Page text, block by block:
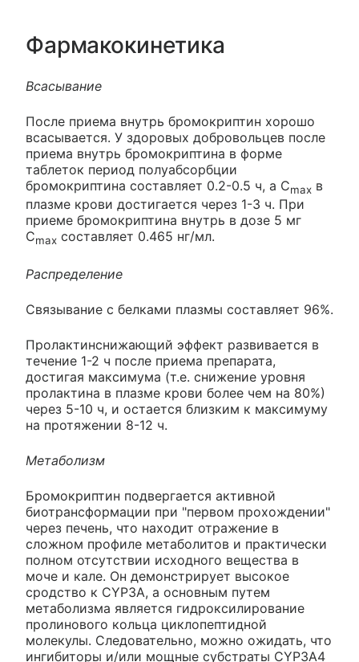
Фармакокинетика
Всасывание
После приема внутрь бромокриптин хорошо
всасывается. У здоровых добровольцев после
приема внутрь бромокриптина в форме
таблеток период полуабсорбции
бромокриптина составляет 0.2-0.5 ч, а Cmax в
плазме крови достигается через 1-3 ч. При
приеме бромокриптина внутрь в дозе 5 мг
Сmax составляет 0.465 нг/мл.
Распределение
Связывание с белками плазмы составляет 96%.
Пролактинснижающий эффект развивается в
течение 1-2 ч после приема препарата,
достигая максимума (т.е. снижение уровня
пролактина в плазме крови более чем на 80%)
через 5-10 ч, и остается близким к максимуму
на протяжении 8-12 ч.
Метаболизм
Бромокриптин подвергается активной
биотрансформации при "первом прохождении"
через печень, что находит отражение в
сложном профиле метаболитов и практически
полном отсутствии исходного вещества в
моче и кале. Он демонстрирует высокое
сродство к CYP3A, а основным путем
метаболизма является гидроксилирование
пролинового кольца циклопептидной
молекулы. Следовательно, можно ожидать, что
ингибиторы и/или мощные субстраты CYP3A4